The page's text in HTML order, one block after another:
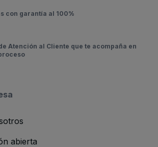
con garantía al 100%
Atención al Cliente que te acompaña en
abierta